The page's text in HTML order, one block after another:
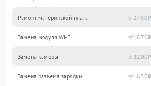
Ремонт материнской платы 2750
Замена модуля Wi-Fi 1870
Замена камеры 2200
Замена разъема зарядки 1650